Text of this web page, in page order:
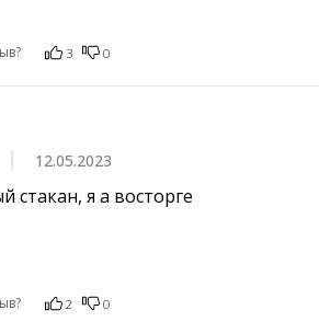
3 0
12.05.2023
стакан, я а восторге
2 0